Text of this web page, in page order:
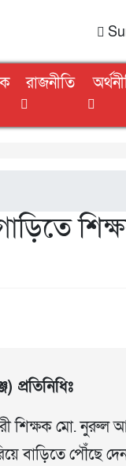
রাজনীতি
প্রতিনিধিঃ
শিক্ষক মো. নুরুল
বাড়িতে পৌঁছে দেন